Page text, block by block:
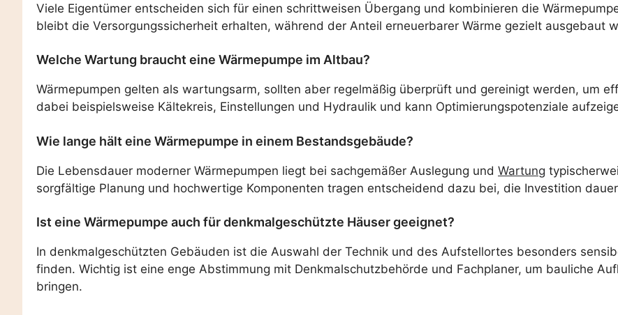
Viele Eigentümer entscheiden sich für einen schrittweisen Übergang und kombinieren die
bleibt die Versorgungssicherheit erhalten, während der Anteil erneuerbarer Wärme gezielt ausgebaut
Welche Wartung braucht eine Wärmepumpe im Altbau?
Wärmepumpen gelten als wartungsarm, sollten aber regelmäßig überprüft und gereinigt werden, um
dabei beispielsweise Kältekreis, Einstellungen und Hydraulik und kann Optimierungspotenziale
Wie lange hält eine Wärmepumpe in einem Bestandsgebäude?
Die Lebensdauer moderner Wärmepumpen liegt bei sachgemäßer Auslegung und Wartung
sorgfältige Planung und hochwertige Komponenten tragen entscheidend dazu bei, die Investition
Ist eine Wärmepumpe auch für denkmalgeschützte Häuser geeignet?
In denkmalgeschützten Gebäuden ist die Auswahl der Technik und des Aufstellortes besonders
finden. Wichtig ist eine enge Abstimmung mit Denkmalschutzbehörde und Fachplaner, um bauliche
bringen.